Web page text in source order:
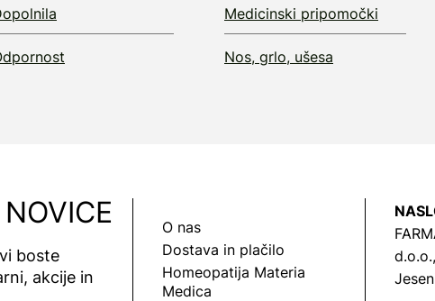
Medicinski pripomočki
Nos, grlo, ušesa
boste
akcije in
O nas
Dostava in plačilo
Homeopatija Materia
Medica
d.o.o.,